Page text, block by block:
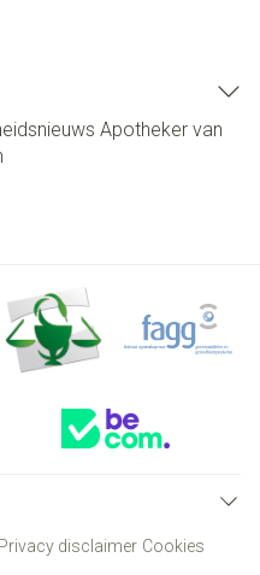
Apotheker van
Privacy disclaimer Cookies